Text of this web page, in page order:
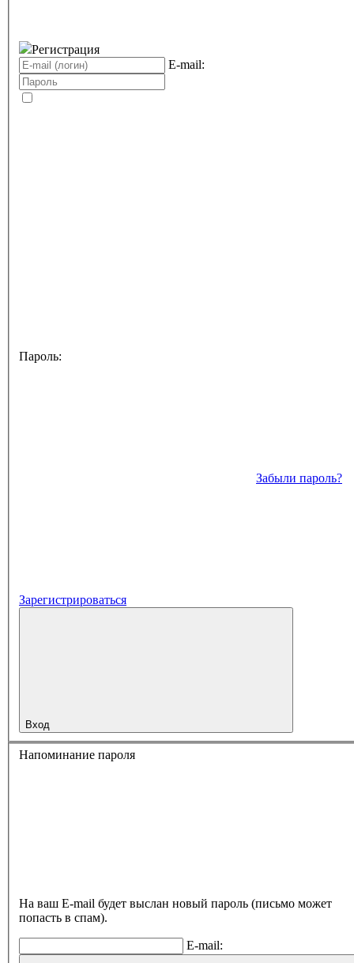
Регистрация
E-mail:
Пароль:
Забыли пароль?
Зарегистрироваться
Вход
Напоминание пароля
На ваш E-mail будет выслан новый пароль (письмо может
попасть в спам).
E-mail: